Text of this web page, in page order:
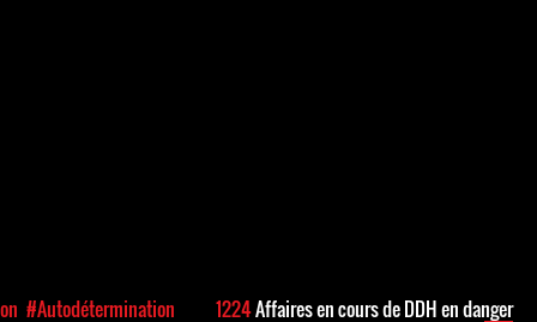
#Autodétermination
1224Affaires en cours de DDH en danger